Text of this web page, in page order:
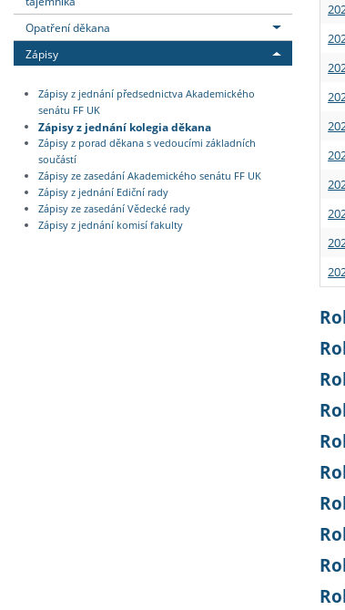
Opatření děkana
Zápisy
Zápisy z jednání předsednictva Akademického
senátu FF UK
Zápisy z jednání kolegia děkana
Zápisy z porad děkana s vedoucími základních
součástí
Zápisy ze zasedání Akademického senátu FF UK
Zápisy z jednání Ediční rady
Zápisy ze zasedání Vědecké rady
Zápisy z jednání komisí fakulty